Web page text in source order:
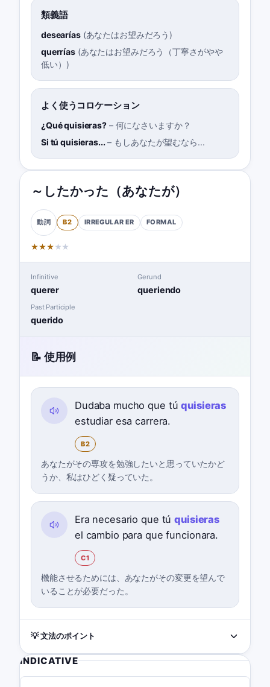
類義語
desearías(あなたはお望みだろう )
querrías(あなたはお望みだろう（丁寧さがやや
低い） )
よく使うコロケーション
¿Qué quisieras? – 何になさいますか？
Si tú quisieras...– もしあなたが望むなら...
～したかった（あなたが）
動詞 B2 IRREGULAR ER FORMAL
★★★ ★ ★
Infinitive
querer
Gerund
queriendo
Past Participle
querido
📝 使用例
Dudaba mucho que túquisieras
estudiar esa carrera.
B2
あなたがその専攻を勉強したいと思っていたかど
うか、私はひどく疑っていた。
Era necesario que túquisieras
el cambio para que funcionara.
C1
機能させるためには、あなたがその変更を望んで
いることが必要だった。
💡 文法のポイント
INDICATIVE